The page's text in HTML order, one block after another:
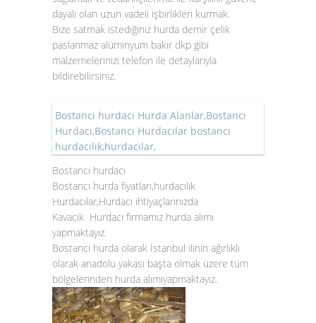
dayalı olan uzun vadeli işbirlikleri kurmak.
Bize satmak istediğiniz hurda demir çelik
paslanmaz alüminyum bakır dkp gibi
malzemelerinizi telefon ile detaylarıyla
bildirebilirsiniz.
Bostancı hurdacı Hurda Alanlar,Bostancı
Hurdacı,Bostancı Hurdacılar bostancı
hurdacılık,hurdacılar,
Bostancı hurdacı
Bostancı hurda fiyatları,hurdacılık
Hurdacılar,Hurdacı ihtiyaçlarınızda
Kavacık Hurdacı firmamız hurda alımı
yapmaktayız.
Bostancı hurda olarak İstanbul ilinin ağırlıklı
olarak anadolu yakası başta olmak üzere tüm
bölgelerinden hurda alımıyapmaktayız.